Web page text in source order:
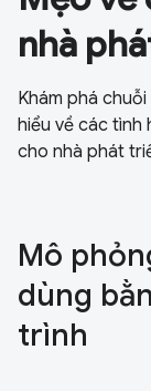
nhà
Khám phá
hiểu về các
cho nhà phát
Mô
dùng
trình